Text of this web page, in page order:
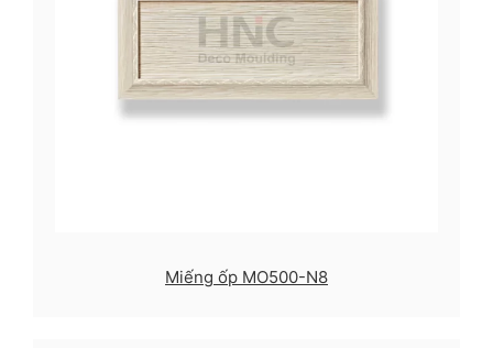
Miếng ốp MO500-N8